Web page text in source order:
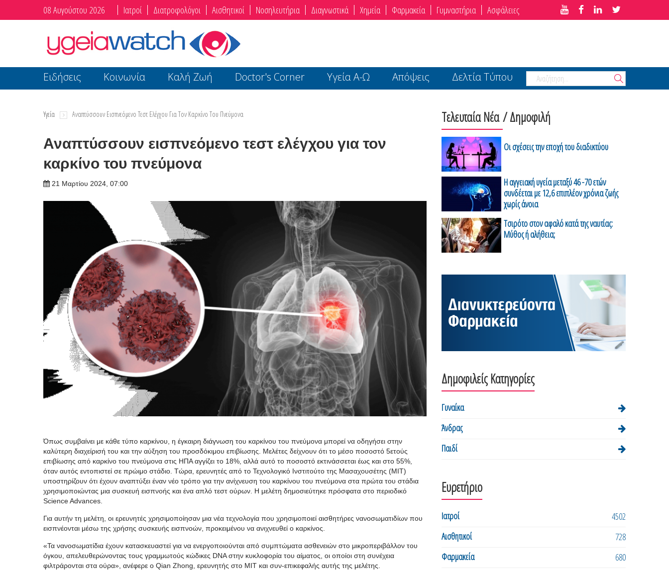
08 Αυγούστου 2026 Ιατροί Διατροφολόγοι Αισθητικοί Νοσηλευτήρια Διαγνωστικά Χημεία Φαρμακεία Γυμναστήρια Ασφάλειες
Ειδήσεις Κοινωνία Καλή Ζωή Doctor's Corner Υγεία Α-Ω Απόψεις Δελτία Τύπου
Υγεία Αναπτύσσουν Εισπνεόμενο Τεστ Ελέγχου Για Τον Καρκίνο Του Πνεύμονα
Αναπτύσσουν εισπνεόμενο τεστ ελέγχου για τον
καρκίνο του πνεύμονα
21 Μαρτίου 2024, 07:00
Όπως συμβαίνει με κάθε τύπο καρκίνου, η έγκαιρη διάγνωση του καρκίνου του πνεύμονα μπορεί να οδηγήσει στην
καλύτερη διαχείρισή του και την αύξηση του προσδόκιμου επιβίωσης. Μελέτες δείχνουν ότι το μέσο ποσοστό 5ετούς
επιβίωσης από καρκίνο του πνεύμονα στις ΗΠΑ αγγίζει το 18%, αλλά αυτό το ποσοστό εκτινάσσεται έως και στο 55%,
όταν αυτός εντοπιστεί σε πρώιμο στάδιο. Τώρα, ερευνητές από το Τεχνολογικό Ινστιτούτο της Μασαχουσέτης (MIT)
υποστηρίζουν ότι έχουν αναπτύξει έναν νέο τρόπο για την ανίχνευση του καρκίνου του πνεύμονα στα πρώτα του στάδια
χρησιμοποιώντας μια συσκευή εισπνοής και ένα απλό τεστ ούρων. Η μελέτη δημοσιεύτηκε πρόσφατα στο περιοδικό
Science Advances.
Για αυτήν τη μελέτη, οι ερευνητές χρησιμοποίησαν μια νέα τεχνολογία που χρησιμοποιεί αισθητήρες νανοσωματιδίων που
εισπνέονται μέσω της χρήσης συσκευής εισπνοών, προκειμένου να ανιχνευθεί ο καρκίνος.
«Τα νανοσωματίδια έχουν κατασκευαστεί για να ενεργοποιούνται από συμπτώματα ασθενειών στο μικροπεριβάλλον του
όγκου, απελευθερώνοντας τους γραμμωτούς κώδικες DNA στην κυκλοφορία του αίματος, οι οποίοι στη συνέχεια
φιλτράρονται στα ούρα», ανέφερε ο Qian Zhong, ερευνητής στο MIT και συν-επικεφαλής αυτής της μελέτης.
Τελευταία Νέα / Δημοφιλή
Οι σχέσεις την εποχή του διαδικτύου
H αγγειακή υγεία μεταξύ 46 -70 ετών
συνδέεται με 12,6 επιπλέον χρόνια ζωής
χωρίς άνοια
Τσιρότο στον αφαλό κατά της ναυτίας:
Μύθος ή αλήθεια;
Δημοφιλείς Κατηγορίες
Γυναίκα
Άνδρας
Παιδί
Ευρετήριο
Ιατροί
4502
Αισθητικοί
728
Φαρμακεία
680